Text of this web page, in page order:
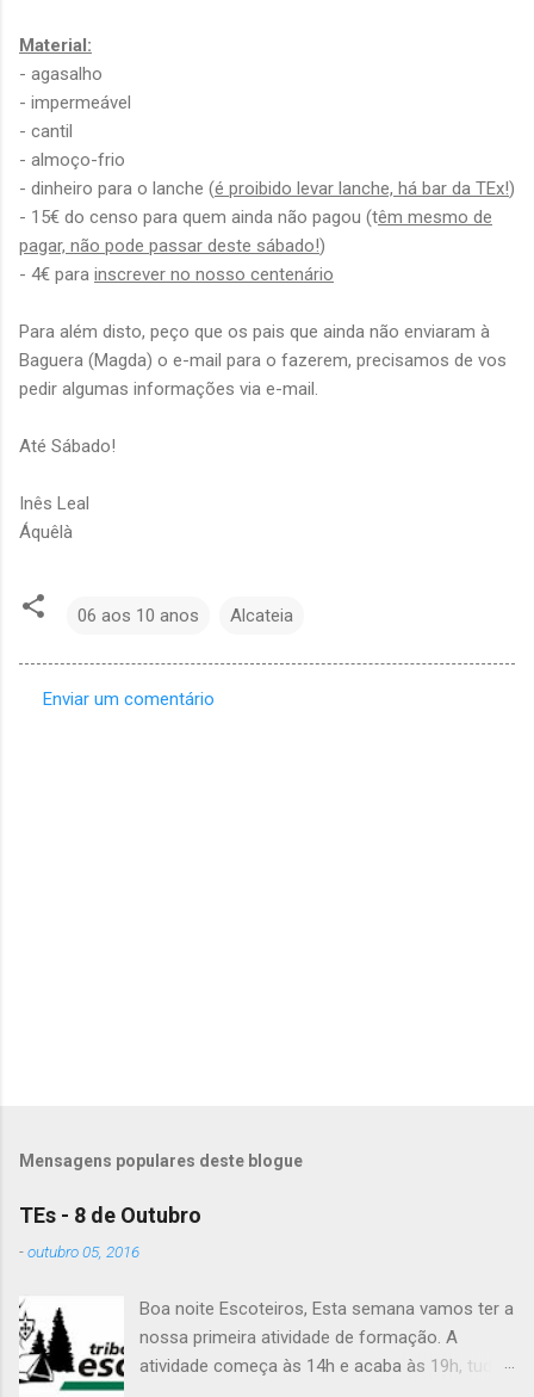
Material:
- agasalho
- impermeável
- cantil
- almoço-frio
- dinheiro para o lanche (é proibido levar lanche, há bar da TEx!)
- 15€ do censo para quem ainda não pagou (têm mesmo de
pagar, não pode passar deste sábado!)
- 4€ para inscrever no nosso centenário
Para além disto, peço que os pais que ainda não enviaram à
Baguera (Magda) o e-mail para o fazerem, precisamos de vos
pedir algumas informações via e-mail.
Até Sábado!
Inês Leal
Áquêlà
06 aos 10 anos Alcateia
Enviar um comentário
Mensagens populares deste blogue
TEs - 8 de Outubro
-outubro 05, 2016
Boa noite Escoteiros, Esta semana vamos ter a
nossa primeira atividade de formação. A
atividade começa às 14h e acaba às 19h, tudo